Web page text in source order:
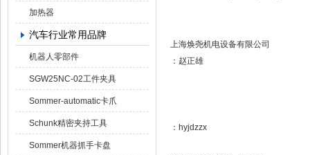
加热器
汽车行业常用品牌
机器人零部件
SGW25NC-02工件夹具
Sommer-automatic卡爪
Schunk精密夹持工具
Sommer机器抓手卡盘
上海焕尧机电设备有限公司
：赵正雄
：hyjdzzx